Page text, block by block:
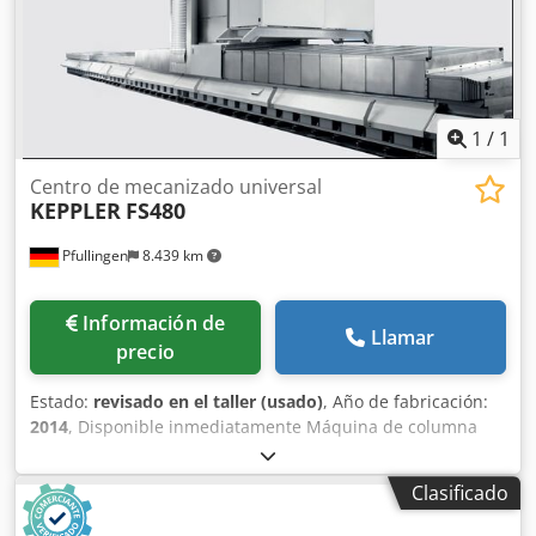
husillo 10.000 r.p.m., cambiador de herramientas de 60
posiciones, eje B, giro de 190°, control HEIDENHAIN Mill
Plus, alimentación interna de refrigerante, sistema de
medición de herramientas, transportador de virutas,
sistema de filtrado DMG, número de serie: 13812-01560,
refrigerador DMG WK331. Dkedpfx Aerkz Tfekzer
1 / 1
Pfullingen 8.439 km
Centro de mecanizado universal
KEPPLER FS480
Información de
precio
Llamar
Estado: revisado en el taller (usado), Año de fabricación:
2014, Disponible inmediatamente Máquina de columna
móvil FS 480 - Recorrido total X=4800 mm, ideal para el
mecanizado flexible de piezas grandes - Trayectorias
X=4.800 mm, Y=1.500 mm; Z=3500 mm - Mando iTNC 530
con volante inalámbrico por radio HR 550 FS, cabina del
Clasificado